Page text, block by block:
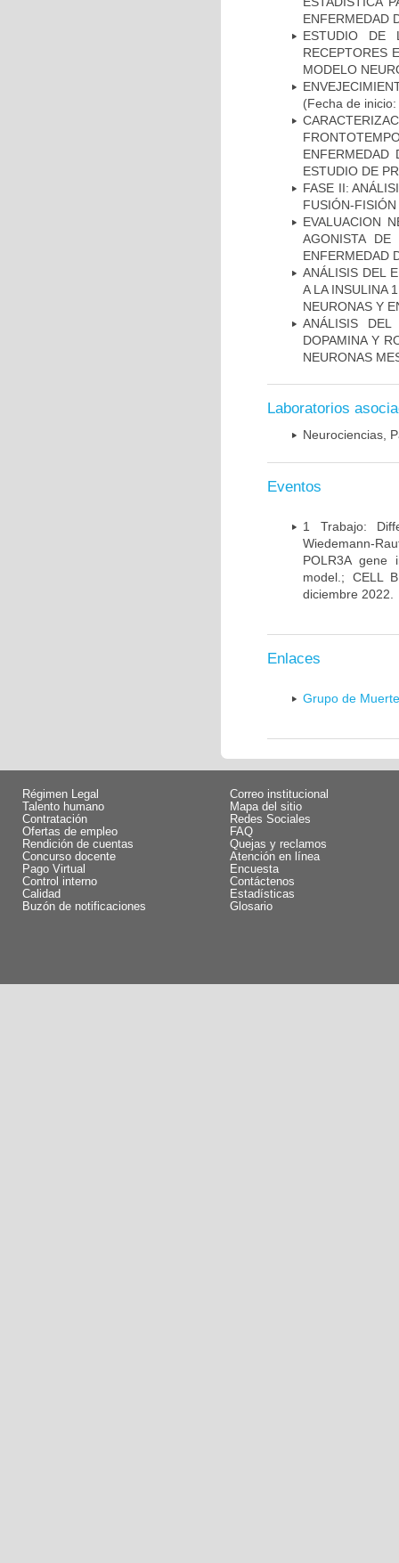
ENFERMEDAD
ESTUDIO DE
RECEPTORES
MODELO
(Fecha de
ENFERMEDAD
ESTUDIO DE
FASE II:
FUSIÓN-
EVALUACION
AGONISTA
ENFERMEDAD
ANÁLISIS DEL
A LA INSULINA
NEURONAS Y
ANÁLISIS
DOPAMINA Y
NEURONAS
Laboratorios
Neurociencias,
Eventos
1 Trabajo:
Wiedemann-
POLR3A gene
model.; CELL
diciembre 2022.
Enlaces
Grupo de
Régimen Legal
Talento humano
Contratación
Ofertas de empleo
Rendición de cuentas
Concurso docente
Pago Virtual
Control interno
Calidad
Buzón de notificaciones
Correo institucional
Mapa del sitio
Redes Sociales
FAQ
Quejas y reclamos
Atención en línea
Encuesta
Contáctenos
Estadísticas
Glosario